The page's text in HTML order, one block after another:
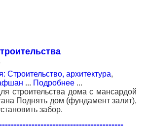
Строительство, архитектура,
... Подробнее ...
строительства дома с мансардой
Поднять дом (фундамент залит),
забор.